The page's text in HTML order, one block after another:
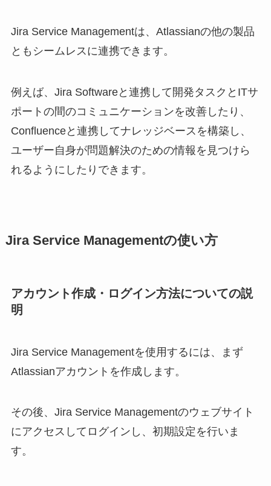
Jira Service Managementは、Atlassianの他の製品
ともシームレスに連携できます。
例えば、Jira Softwareと連携して開発タスクとITサ
ポートの間のコミュニケーションを改善したり、
Confluenceと連携してナレッジベースを構築し、
ユーザー自身が問題解決のための情報を見つけら
れるようにしたりできます。
Jira Service Managementの使い方
アカウント作成・ログイン方法についての説
明
Jira Service Managementを使用するには、まず
Atlassianアカウントを作成します。
その後、Jira Service Managementのウェブサイト
にアクセスしてログインし、初期設定を行いま
す。